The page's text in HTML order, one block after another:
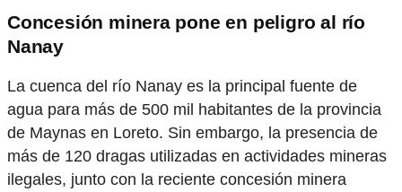
Concesión minera pone en peligro al río
Nanay
La cuenca del río Nanay es la principal fuente de
agua para más de 500 mil habitantes de la provincia
de Maynas en Loreto. Sin embargo, la presencia de
más de 120 dragas utilizadas en actividades mineras
ilegales, junto con la reciente concesión minera